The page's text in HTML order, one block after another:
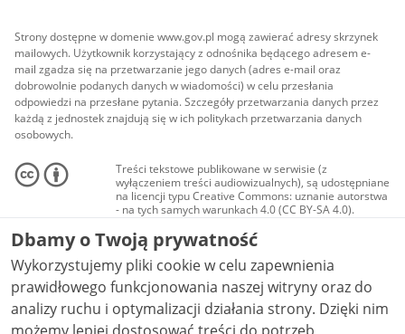
Strony dostępne w domenie www.gov.pl mogą zawierać adresy skrzynek
mailowych. Użytkownik korzystający z odnośnika będącego adresem e-
mail zgadza się na przetwarzanie jego danych (adres e-mail oraz
dobrowolnie podanych danych w wiadomości) w celu przesłania
odpowiedzi na przesłane pytania. Szczegóły przetwarzania danych przez
każdą z jednostek znajdują się w ich politykach przetwarzania danych
osobowych.
Treści tekstowe publikowane w serwisie (z
wyłączeniem treści audiowizualnych), są udostępniane
na licencji typu Creative Commons: uznanie autorstwa
- na tych samych warunkach 4.0 (CC BY-SA 4.0).
Materiały audiowizualne, w tym zdjęcia, materiały
audio i wideo, są udostępniane na licencji typu
Creative Commons: uznanie autorstwa użycie
niekomercyjne - bez utworów zależnych 4.0 (CC BY-
NC-ND 4.0), o ile nie jest to stwierdzone inaczej.
Dbamy o Twoją prywatność
Wykorzystujemy pliki cookie w celu zapewnienia
prawidłowego funkcjonowania naszej witryny oraz do
analizy ruchu i optymalizacji działania strony. Dzięki nim